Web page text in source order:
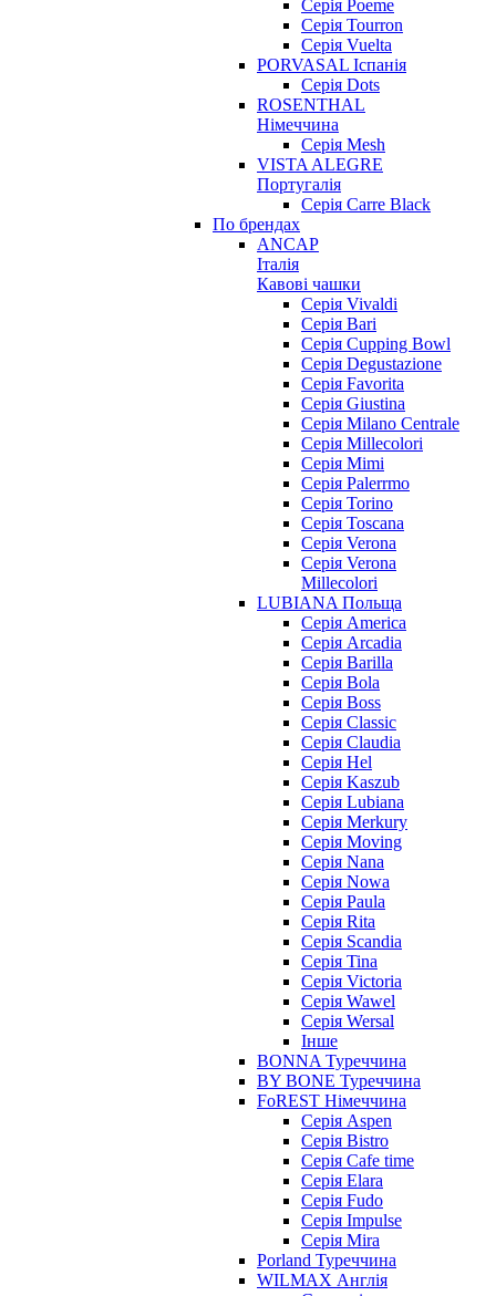
Серія Poeme
Серія Tourron
Серія Vuelta
PORVASAL Іспанія
Серія Dots
ROSENTHAL
Німеччина
Серія Mesh
VISTA ALEGRE
Португалія
Серія Carre Black
По брендах
ANCAP
Італія
Кавові чашки
Cерія Vivaldi
Серія Bari
Серія Cupping Bowl
Серія Degustazione
Серія Favorita
Серія Giustina
Серія Milano Centrale
Серія Millecolori
Серія Mimi
Серія Palerrmo
Серія Torino
Серія Toscana
Серія Verona
Серія Verona
Millecolori
LUBIANA Польща
Серія America
Серія Arcadia
Серія Barilla
Серія Bola
Серія Boss
Серія Classic
Серія Claudia
Серія Hel
Серія Kaszub
Серія Lubiana
Серія Merkury
Серія Moving
Серія Nana
Серія Nowa
Серія Paula
Серія Rita
Серія Scandia
Серія Tina
Серія Victoria
Серія Wawel
Серія Wersal
Інше
BONNA Туреччина
BY BONE Туреччина
FoREST Німеччина
Серія Aspen
Серія Bistro
Серія Cafe time
Серія Elara
Серія Fudo
Серія Impulse
Серія Mira
Porland Туреччина
WILMAX Англія